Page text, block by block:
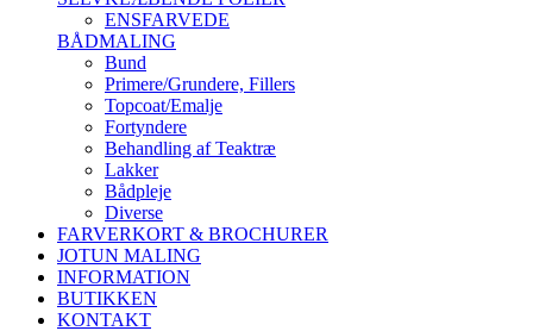
ENSFARVEDE
BÅDMALING
Bund
Primere/Grundere, Fillers
Topcoat/Emalje
Fortyndere
Behandling af Teaktræ
Lakker
Bådpleje
Diverse
FARVERKORT & BROCHURER
JOTUN MALING
INFORMATION
BUTIKKEN
KONTAKT